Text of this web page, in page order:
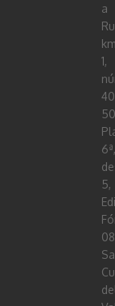
a
1,
50
6ª,
5,
del